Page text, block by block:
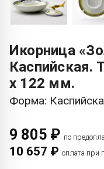
Икорница
Каспийская.
x 122 мм.
Форма:
9 805 ₽ по
10 657 ₽ оплата при